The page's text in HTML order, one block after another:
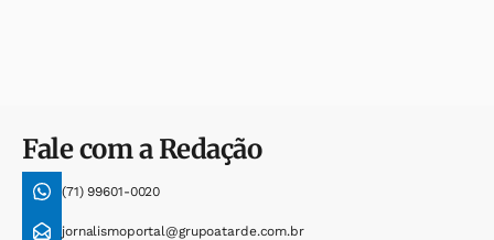
Fale com a Redação
(71) 99601-0020
jornalismoportal@grupoatarde.com.br